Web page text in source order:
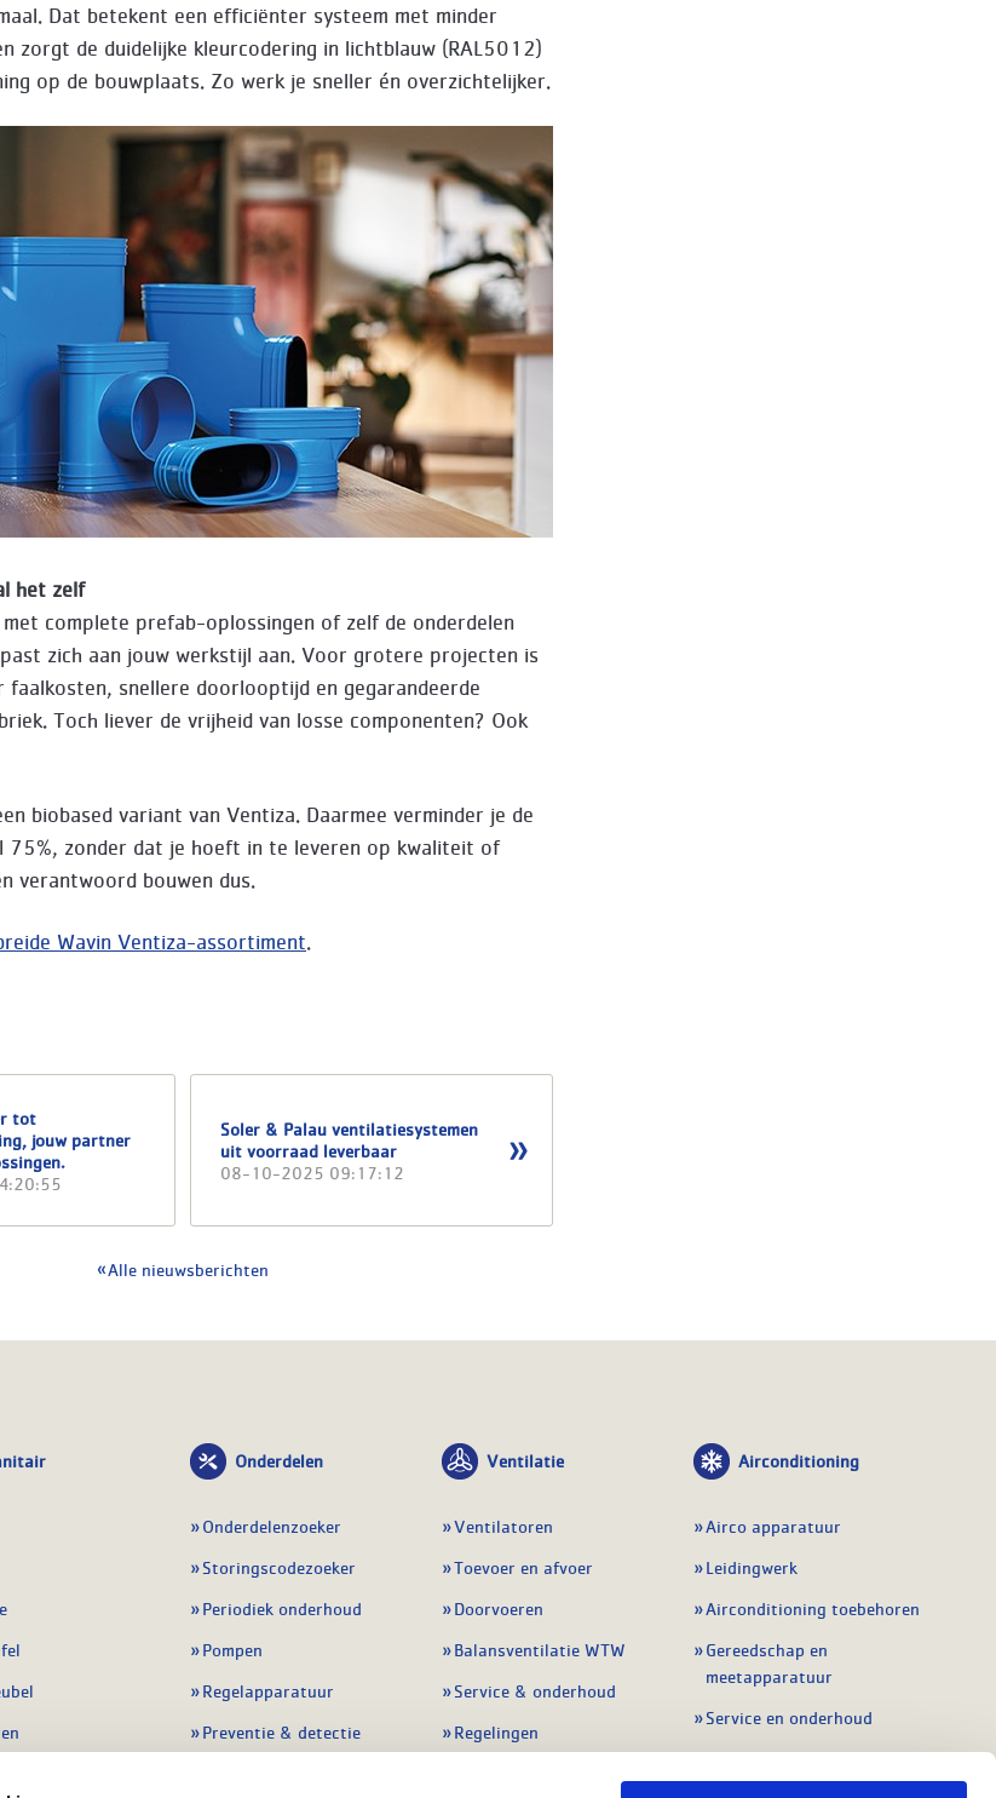
Dat betekent een efficiënter systeem met minder
zorgt de duidelijke kleurcodering in lichtblauw (RAL5012)
op de bouwplaats. Zo werk je sneller én overzichtelijker.
het zelf
complete prefab-oplossingen of zelf de onderdelen
zich aan jouw werkstijl aan. Voor grotere projecten is
faalkosten, snellere doorlooptijd en gegarandeerde
Toch liever de vrijheid van losse componenten? Ook
biobased variant van Ventiza. Daarmee verminder je de
zonder dat je hoeft in te leveren op kwaliteit of
verantwoord bouwen dus.
Wavin Ventiza-assortiment.
tot
jouw partner
Soler & Palau ventilatiesystemen
uit voorraad leverbaar
08-10-2025 09:17:12
Alle nieuwsberichten
Onderdelen
Onderdelenzoeker
Storingscodezoeker
Periodiek onderhoud
Pompen
Regelapparatuur
Preventie & detectie
Ventilatie
Ventilatoren
Toevoer en afvoer
Doorvoeren
Balansventilatie WTW
Service & onderhoud
Regelingen
Airconditioning
Airco apparatuur
Leidingwerk
Airconditioning toebehoren
Gereedschap en
meetapparatuur
Service en onderhoud
Regelapparatuur